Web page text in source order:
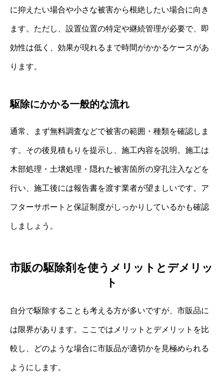
に抑えたい場合や小さな被害から根絶したい場合に向き
ます。ただし、設置位置の特定や継続管理が必要で、即
効性は低く、効果が現れるまで時間がかかるケースがあ
ります。
駆除にかかる一般的な流れ
通常、まず無料調査などで被害の範囲・種類を確認しま
す。その後見積もりを提示し、施工内容を説明。施工は
木部処理・土壌処理・隠れた被害箇所の穿孔注入などを
行い、施工後には報告書を渡す業者が望ましいです。ア
フターサポートと保証制度がしっかりしているかも確認
しましょう。
市販の駆除剤を使うメリットとデメリッ
ト
自分で駆除することも考える方が多いですが、市販品に
は限界があります。ここではメリットとデメリットを比
較し、どのような場合に市販品が適切かを見極められる
ようにします。